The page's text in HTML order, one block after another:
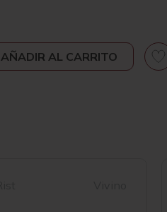
AÑADIR AL CARRITO